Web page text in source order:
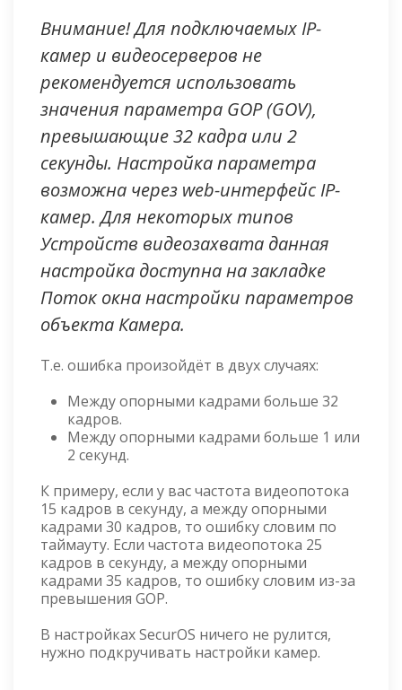
Внимание! Для подключаемых IP-
камер и видеосерверов не
рекомендуется использовать
значения параметра GOP (GOV),
превышающие 32 кадра или 2
секунды. Настройка параметра
возможна через web-интерфейс IP-
камер. Для некоторых типов
Устройств видеозахвата данная
настройка доступна на закладке
Поток окна настройки параметров
объекта Камера.
Т.е. ошибка произойдёт в двух случаях:
Между опорными кадрами больше 32
кадров.
Между опорными кадрами больше 1 или
2 секунд.
К примеру, если у вас частота видеопотока
15 кадров в секунду, а между опорными
кадрами 30 кадров, то ошибку словим по
таймауту. Если частота видеопотока 25
кадров в секунду, а между опорными
кадрами 35 кадров, то ошибку словим из-за
превышения GOP.
В настройках SecurOS ничего не рулится,
нужно подкручивать настройки камер.